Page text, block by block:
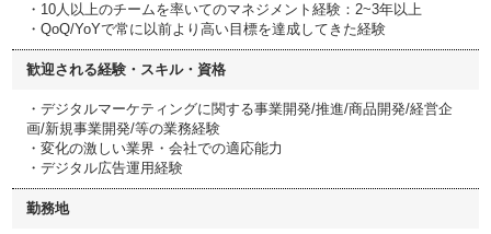
・10人以上のチームを率いてのマネジメント経験：2~3年以上
・QoQ/YoYで常に以前より高い目標を達成してきた経験
歓迎される経験・スキル・資格
・デジタルマーケティングに関する事業開発/推進/商品開発/経営企
画/新規事業開発/等の業務経験
・変化の激しい業界・会社での適応能力
・デジタル広告運用経験
勤務地